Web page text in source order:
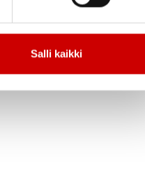
Salli kaikki